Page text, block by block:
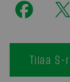
Tilaa S-